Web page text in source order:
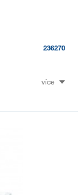
236270
více